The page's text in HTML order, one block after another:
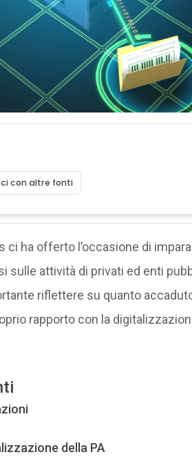
con altre fonti
ci ha offerto l’occasione di
sulle attività di privati ed enti
riflettere su quanto
rapporto con la
della PA